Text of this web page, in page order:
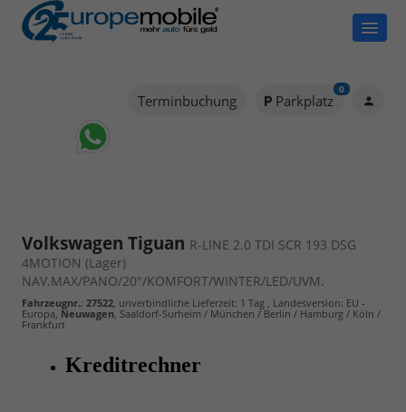
Terminbuchung Parkplatz
0
Volkswagen Tiguan R-LINE 2.0 TDI SCR 193 DSG
4MOTION (Lager)
NAV.MAX/PANO/20"/KOMFORT/WINTER/LED/UVM.
Fahrzeugnr.: 27522, unverbindliche Lieferzeit: 1 Tag , Landesversion: EU -
Europa, Neuwagen, Saaldorf-Surheim / München / Berlin / Hamburg / Köln /
Frankfurt